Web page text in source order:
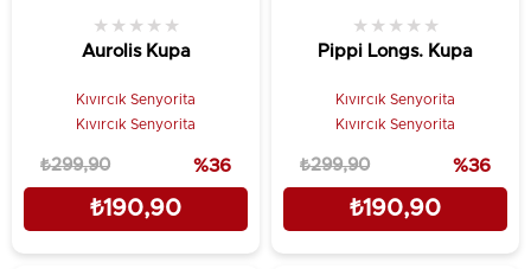
Aurolis Kupa
★ ★ ★ ★ ★
Kıvırcık Senyorita
Kıvırcık Senyorita
₺190,90
₺299,90 %36
Pippi Longs. Kupa
★ ★ ★ ★ ★
Kıvırcık Senyorita
Kıvırcık Senyorita
₺190,90
₺299,90 %36